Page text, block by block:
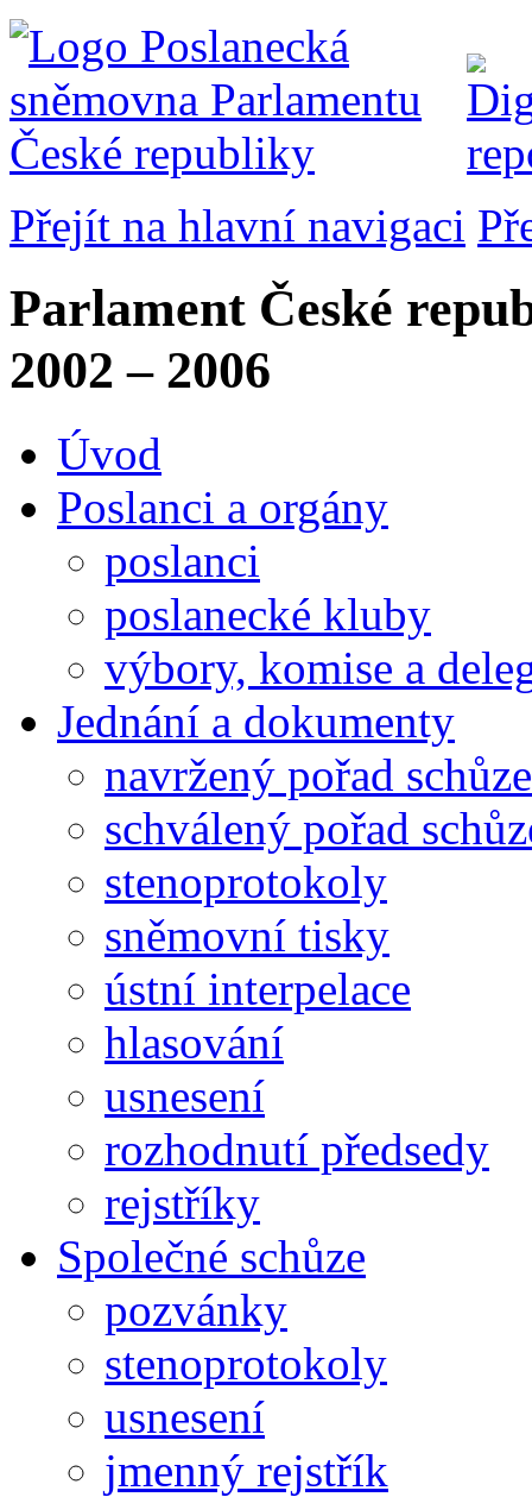
Přejít na hlavní navigaci
Parlament České
2002 – 2006
Úvod
Poslanci a orgány
poslanci
poslanecké kluby
výbory, komise a
Jednání a dokumenty
navržený pořad schůze
schválený pořad
stenoprotokoly
sněmovní tisky
ústní interpelace
hlasování
usnesení
rozhodnutí předsedy
rejstříky
Společné schůze
pozvánky
stenoprotokoly
usnesení
jmenný rejstřík